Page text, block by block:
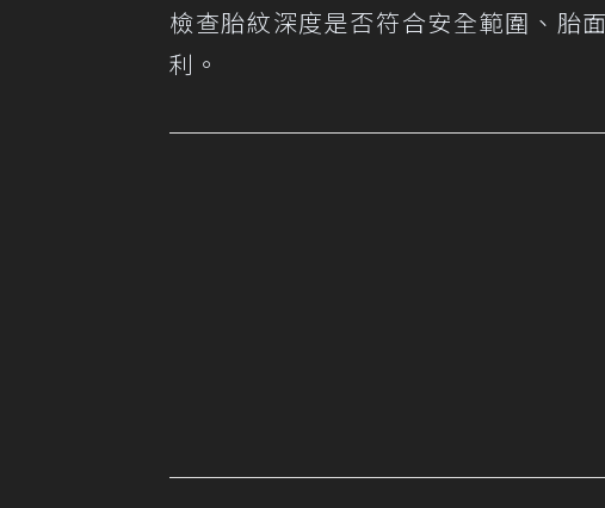
檢查胎紋深度是否符合安全範圍、胎
利。